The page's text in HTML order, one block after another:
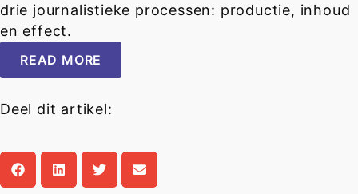
drie journalistieke processen: productie, inhoud
en effect.
READ MORE
Deel dit artikel: